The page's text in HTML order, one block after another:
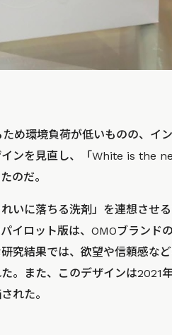
め環境負荷が低いものの、イ
ンを見直し、「White is the
のだ。
いに落ちる洗剤」を連想させ
イロット版は、OMOブランド
究結果では、欲望や信頼感な
。また、このデザインは2021
れた。